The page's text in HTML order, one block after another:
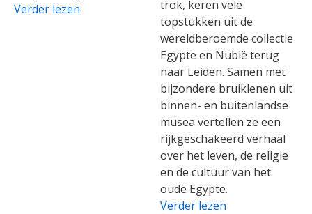
Verder lezen
trok, keren vele
topstukken uit de
wereldberoemde collectie
Egypte en Nubië terug
naar Leiden. Samen met
bijzondere bruiklenen uit
binnen- en buitenlandse
musea vertellen ze een
rijkgeschakeerd verhaal
over het leven, de religie
en de cultuur van het
oude Egypte.
Verder lezen